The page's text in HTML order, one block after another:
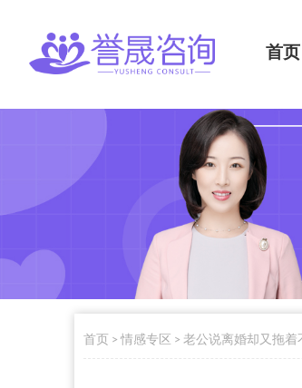
首页
首页 > 情感专区 > 老公说离婚却又拖着